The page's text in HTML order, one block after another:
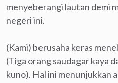
menyeberangi lautan demi
negeri ini.
(Kami) berusaha keras
(Tiga orang saudagar kaya
kuno). Hal ini menunjukkan